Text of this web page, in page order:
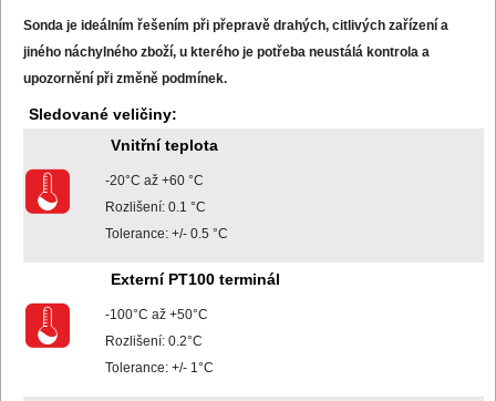
Sonda je ideálním řešením při přepravě drahých, citlivých zařízení a
jiného náchylného zboží, u kterého je potřeba neustálá kontrola a
upozornění při změně podmínek.
Sledované veličiny:
Vnitřní teplota
-20°C až +60 °C
Rozlišení: 0.1 °C
Tolerance: +/- 0.5 °C
Externí PT100 terminál
-100°C až +50°C
Rozlišení: 0.2°C
Tolerance: +/- 1°C